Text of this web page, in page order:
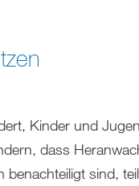
Kinder und
dass
sind,